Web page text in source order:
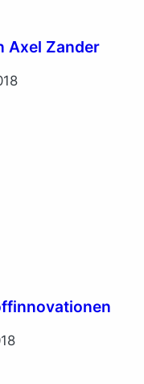
Axel Zander